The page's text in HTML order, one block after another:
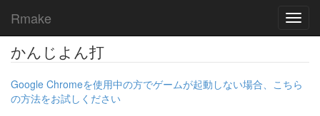
Rmake
かんじよん打
Google Chromeを使用中の方でゲームが起動しない場合、こちら
の方法をお試しください